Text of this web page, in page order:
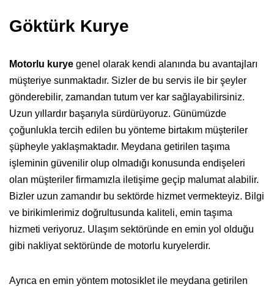
Göktürk Kurye
Motorlu kurye genel olarak kendi alanında bu avantajları
müşteriye sunmaktadır. Sizler de bu servis ile bir şeyler
gönderebilir, zamandan tutum ver kar sağlayabilirsiniz.
Uzun yıllardır başarıyla sürdürüyoruz. Günümüzde
çoğunlukla tercih edilen bu yönteme birtakım müşteriler
şüpheyle yaklaşmaktadır. Meydana getirilen taşıma
işleminin güvenilir olup olmadığı konusunda endişeleri
olan müşteriler firmamızla iletişime geçip malumat alabilir.
Bizler uzun zamandır bu sektörde hizmet vermekteyiz. Bilgi
ve birikimlerimiz doğrultusunda kaliteli, emin taşıma
hizmeti veriyoruz. Ulaşım sektöründe en emin yol olduğu
gibi nakliyat sektöründe de motorlu kuryelerdir.
Ayrıca en emin yöntem motosiklet ile meydana getirilen